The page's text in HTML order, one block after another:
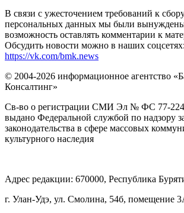
В связи с ужесточением требований к
персональных данных мы были
возможность оставлять комментарии к
Обсудить новости можно в наших соцсетях:
https://vk.com/bmk.news
© 2004-2026 информационное агентство
Консалтинг»
Св-во о регистрации СМИ Эл № ФС 77-
выдано Федеральной службой по надзору
законодательства в сфере массовых
культурного наследия
Адрес редакции: 670000, Республика
г. Улан-Удэ, ул. Смолина, 54б, помещение